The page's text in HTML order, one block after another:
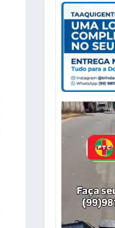
Tocador
de
vídeo